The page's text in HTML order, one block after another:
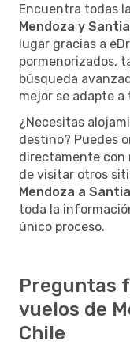
Encuentra todas
Mendoza y
lugar gracias a
pormenorizados,
búsqueda
mejor se adapte
¿Necesitas
destino? Puedes
directamente con
de visitar otros
Mendoza a
toda la
único proceso.
Preguntas
vuelos de
Chile